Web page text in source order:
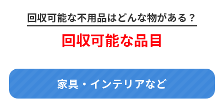
回収可能な不用品はどんな物がある？
回収可能な品目
家具・インテリアなど